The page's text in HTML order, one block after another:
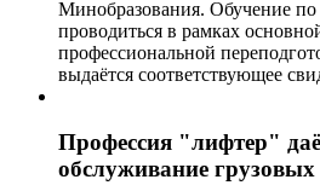
Минобразования. Обучение
проводиться в рамках
профессиональной
выдаётся соответствующее
Профессия "лифтер"
обслуживание